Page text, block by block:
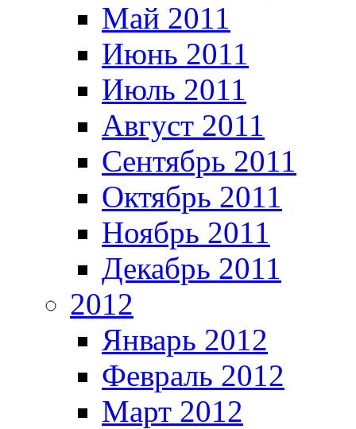
Май 2011
Июнь 2011
Июль 2011
Август 2011
Сентябрь 2011
Октябрь 2011
Ноябрь 2011
Декабрь 2011
2012
Январь 2012
Февраль 2012
Март 2012